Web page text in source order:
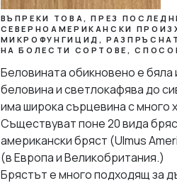
ВЪПРЕКИ ТОВА, ПРЕЗ
СЕВЕРНОАМЕРИКАНСКИ
МИКРОФУНГИЦИД,
НА БОЛЕСТИ СОРТОВЕ,
Беловината обикновено е
беловина и светлокафява до
има широка сърцевина с много
Съществуват поне 20 вида
американски бряст (Ulmus
(в Европа и Великобритания.)
Брястът е много подходящ за